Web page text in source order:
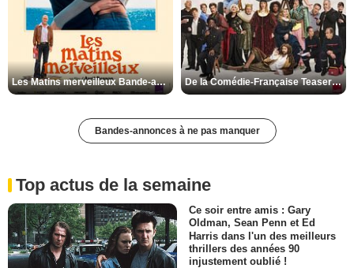
Les Matins merveilleux Bande-annonce VF De la Comédie-Française Teaser VF
Bandes-annonces à ne pas manquer
Top actus de la semaine
Ce soir entre amis : Gary
Oldman, Sean Penn et Ed
Harris dans l'un des meilleurs
thrillers des années 90
injustement oublié !